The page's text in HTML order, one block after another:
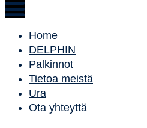
Home
DELPHIN
Palkinnot
Tietoa meistä
Ura
Ota yhteyttä